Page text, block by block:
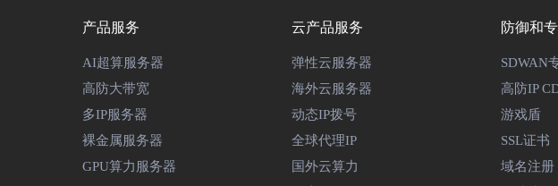
产品服务
AI超算服务器
高防大带宽
多IP服务器
裸金属服务器
GPU算力服务器
云产品服务
弹性云服务器
海外云服务器
动态IP拨号
全球代理IP
国外云算力
防御和
SDWAN
高防IP
游戏盾
SSL证书
域名注册